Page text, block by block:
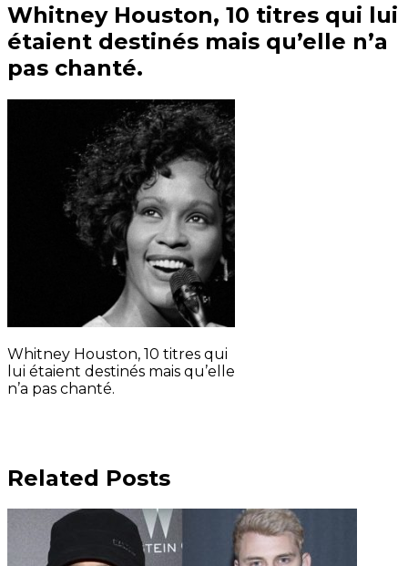
Whitney Houston, 10 titres qui lui
étaient destinés mais qu’elle n’a
pas chanté.
Whitney Houston, 10 titres qui
lui étaient destinés mais qu’elle
n’a pas chanté.
Related Posts